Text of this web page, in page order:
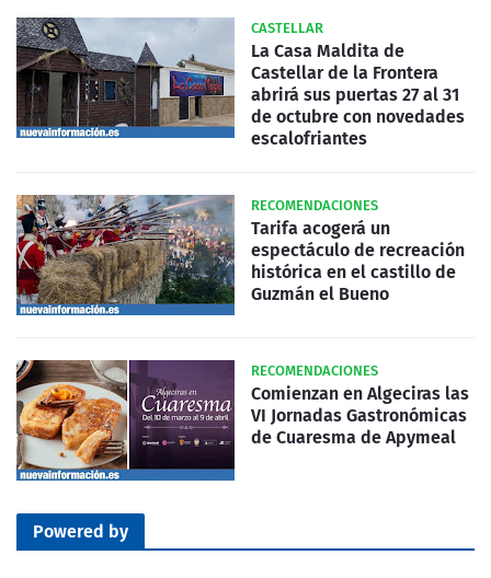
CASTELLAR
La Casa Maldita de
Castellar de la Frontera
abrirá sus puertas 27 al 31
de octubre con novedades
escalofriantes
RECOMENDACIONES
Tarifa acogerá un
espectáculo de recreación
histórica en el castillo de
Guzmán el Bueno
RECOMENDACIONES
Comienzan en Algeciras las
VI Jornadas Gastronómicas
de Cuaresma de Apymeal
Powered by